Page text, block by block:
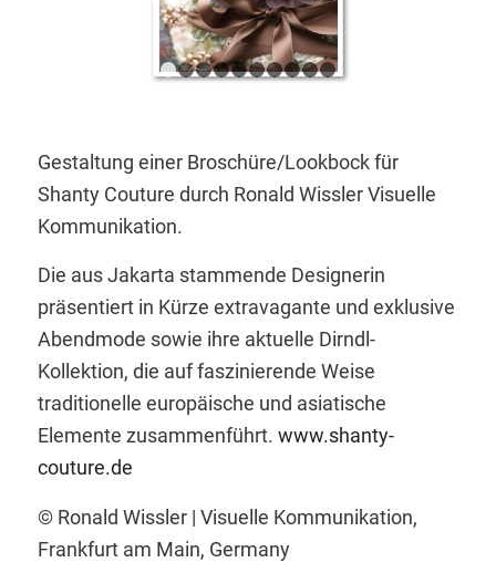
1 2 3 4
Gestaltung einer Broschüre/Lookbock für
Shanty Couture durch Ronald Wissler Visuelle
Kommunikation.
Die aus Jakarta stammende Designerin
präsentiert in Kürze extravagante und exklusive
Abendmode sowie ihre aktuelle Dirndl-
Kollektion, die auf faszinierende Weise
traditionelle europäische und asiatische
Elemente zusammenführt. www.shanty-
couture.de
© Ronald Wissler | Visuelle Kommunikation,
Frankfurt am Main, Germany